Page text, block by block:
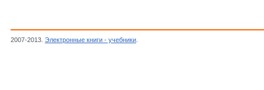
2007-2013. Электронные книги - учебники